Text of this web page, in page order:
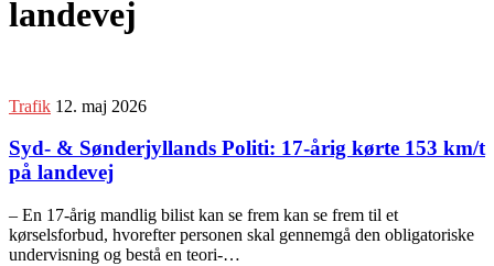
landevej
Trafik 12. maj 2026
Syd- & Sønderjyllands Politi: 17-årig kørte 153 km/t
på landevej
– En 17-årig mandlig bilist kan se frem kan se frem til et
kørselsforbud, hvorefter personen skal gennemgå den obligatoriske
undervisning og bestå en teori-…